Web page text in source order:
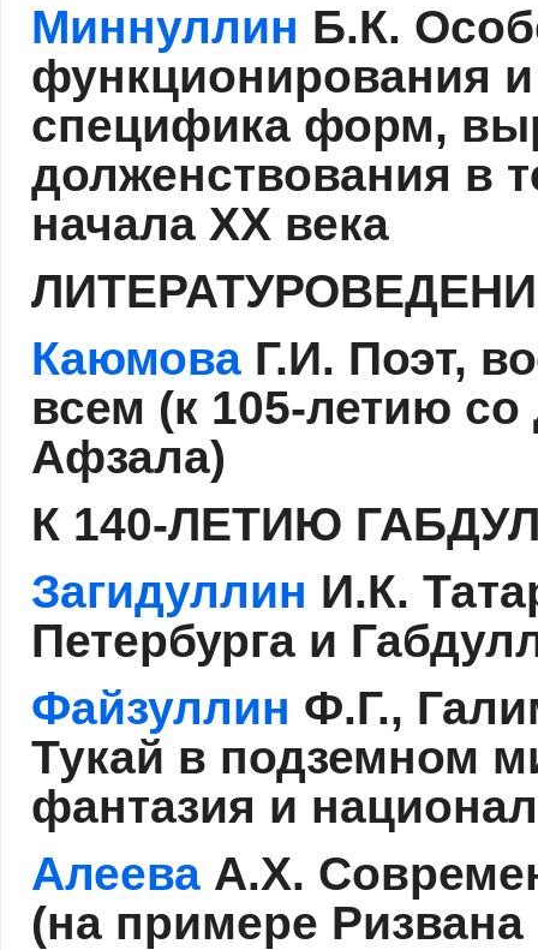
Миннуллин Б.К.
функционирования и
специфика форм,
долженствования в
начала XX века
Каюмова Г.И. Поэт,
всем (к 105-летию
Афзала)
К 140-ЛЕТИЮ
Загидуллин И.К.
Петербурга и
Файзуллин Ф.Г.,
Тукай в подземном
фантазия и
Алеева А.Х.
(на примере